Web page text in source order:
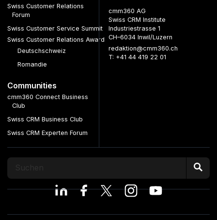
Swiss Customer Relations
Forum
Swiss Customer Service Summit
Swiss Customer Relations Award
Deutschschweiz
Romandie
Communities
cmm360 Connect Business
Club
Swiss CRM Business Club
Swiss CRM Experten Forum
cmm360 AG
Swiss CRM Institute
Industriestrasse 1
CH–6034 Inwil/Luzern
redaktion@cmm360.ch
T: +41 44 419 22 01